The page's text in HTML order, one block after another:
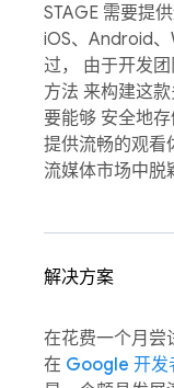
STAGE 需要提
iOS、Android
过， 由于开发
方法 来构建这
要能够 安全地
提供流畅的观看
流媒体市场中脱
解决方案
在花费一个月尝
在 Google 开发